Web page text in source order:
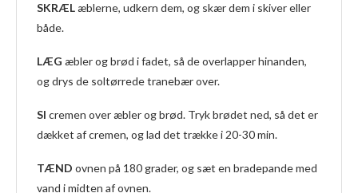
SKRÆLæblerne, udkern dem, og skær dem i skiver eller
både.
LÆG æbler og brød i fadet, så de overlapper hinanden,
og drys de soltørrede tranebær over.
SI cremen over æbler og brød. Tryk brødet ned, så det er
dækket af cremen, og lad det trække i 20-30 min.
TÆND ovnen på 180 grader, og sæt en bradepande med
vand i midten af ovnen.